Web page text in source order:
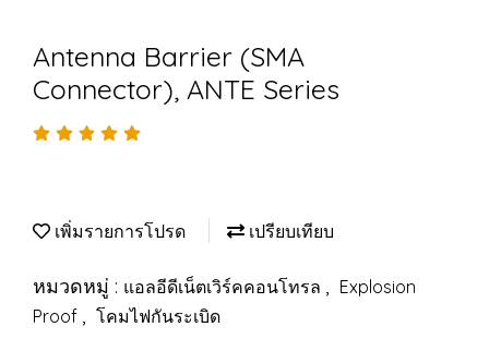
Antenna Barrier (SMA
Connector), ANTE Series
เพิ่มรายการโปรด เปรียบเทียบ
หมวดหมู่ : แอลอีดีเน็ตเวิร์คคอนโทรล , Explosion
Proof , โคมไฟกันระเบิด